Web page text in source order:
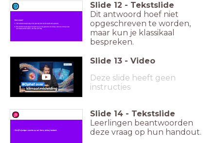
Slide 12 - Tekstslide
Dit antwoord hoef niet
opgeschreven te worden,
maar kun je klassikaal
bespreken.
Slide 13 - Video
Deze slide heeft geen
instructies
Slide 14 - Tekstslide
Leerlingen beantwoorden
deze vraag op hun handout.